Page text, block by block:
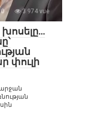
0 3 974 vue
փուլի